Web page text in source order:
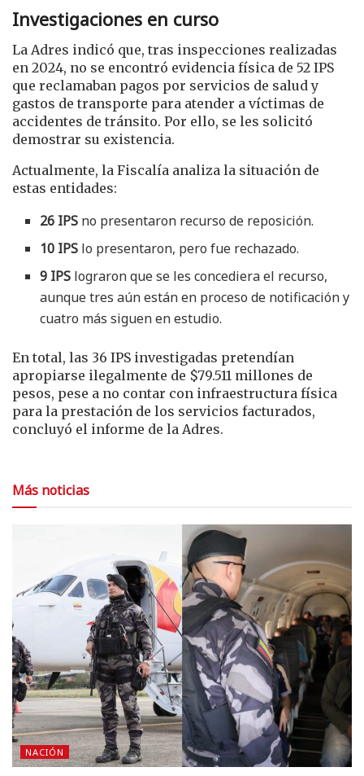
Investigaciones en curso
La Adres indicó que, tras inspecciones realizadas
en 2024, no se encontró evidencia física de 52 IPS
que reclamaban pagos por servicios de salud y
gastos de transporte para atender a víctimas de
accidentes de tránsito. Por ello, se les solicitó
demostrar su existencia.
Actualmente, la Fiscalía analiza la situación de
estas entidades:
26 IPS no presentaron recurso de reposición.
10 IPS lo presentaron, pero fue rechazado.
9 IPS lograron que se les concediera el recurso,
aunque tres aún están en proceso de notificación y
cuatro más siguen en estudio.
En total, las 36 IPS investigadas pretendían
apropiarse ilegalmente de $79.511 millones de
pesos, pese a no contar con infraestructura física
para la prestación de los servicios facturados,
concluyó el informe de la Adres.
Más noticias
NACIÓN